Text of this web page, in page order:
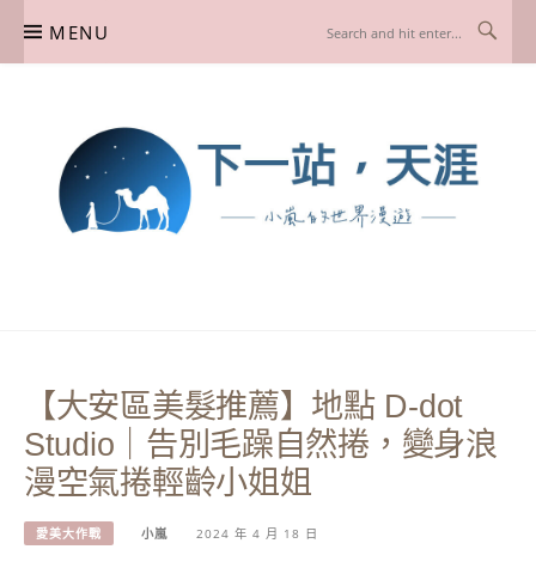
MENU
【大安區美髮推薦】地點 D-dot
Studio｜告別毛躁自然捲，變身浪
漫空氣捲輕齡小姐姐
愛美大作戰 小嵐 2024 年 4 月 18 日